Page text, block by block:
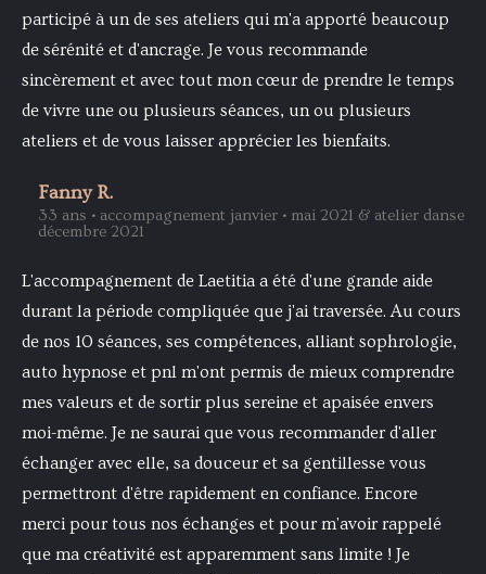
participé à un de ses ateliers qui m'a apporté beaucoup
de sérénité et d'ancrage. Je vous recommande
sincèrement et avec tout mon cœur de prendre le temps
de vivre une ou plusieurs séances, un ou plusieurs
ateliers et de vous laisser apprécier les bienfaits.
Fanny R.
33 ans • accompagnement janvier • mai 2021 & atelier danse
décembre 2021
L'accompagnement de Laetitia a été d'une grande aide
durant la période compliquée que j'ai traversée. Au cours
de nos 10 séances, ses compétences, alliant sophrologie,
auto hypnose et pnl m'ont permis de mieux comprendre
mes valeurs et de sortir plus sereine et apaisée envers
moi-même. Je ne saurai que vous recommander d'aller
échanger avec elle, sa douceur et sa gentillesse vous
permettront d'être rapidement en confiance. Encore
merci pour tous nos échanges et pour m'avoir rappelé
que ma créativité est apparemment sans limite ! Je